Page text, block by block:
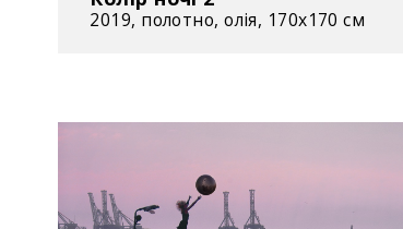
2019, полотно, олія, 170x170 см